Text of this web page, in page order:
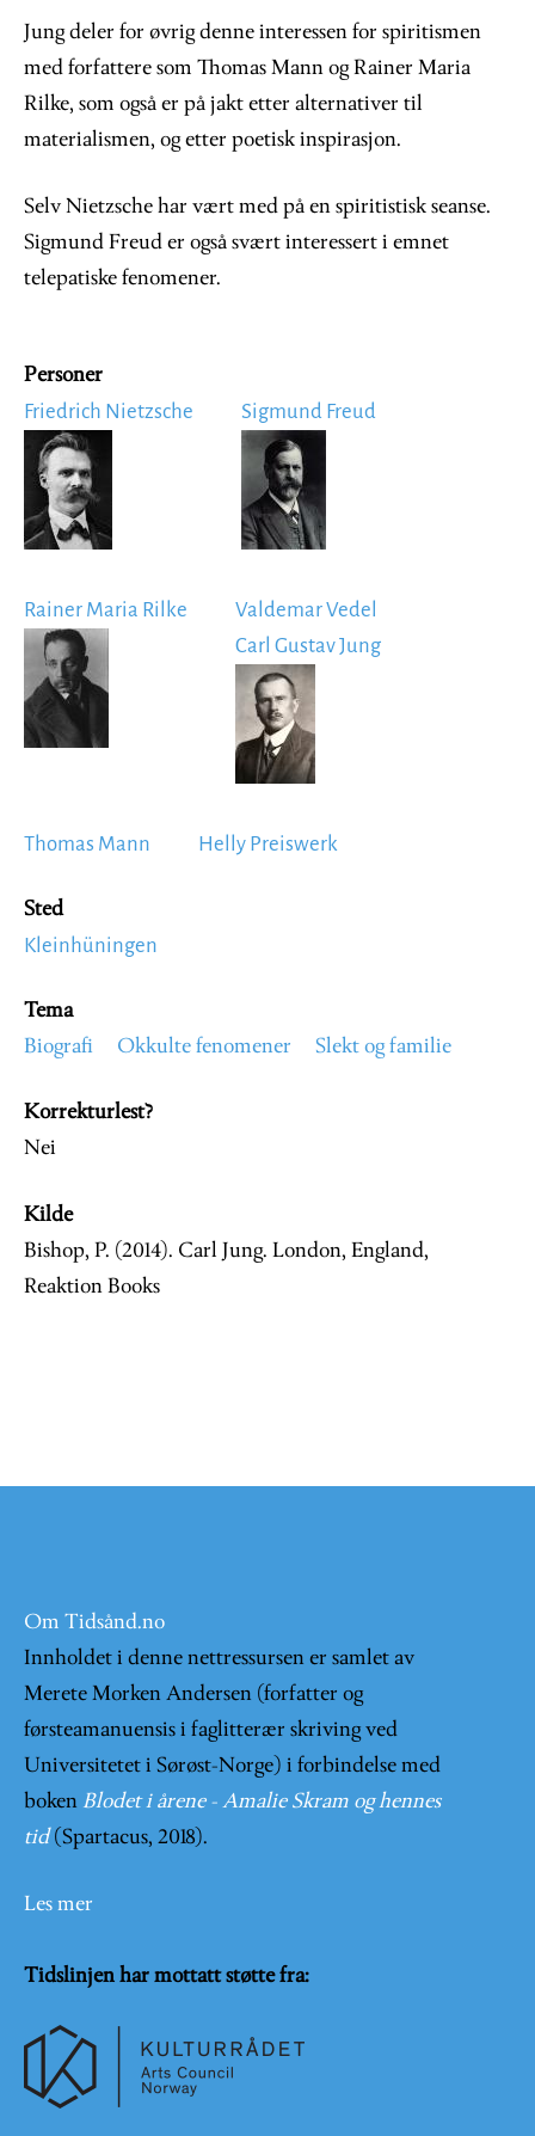
Jung deler for øvrig denne interessen for spiritismen
med forfattere som Thomas Mann og Rainer Maria
Rilke, som også er på jakt etter alternativer til
materialismen, og etter poetisk inspirasjon.
Selv Nietzsche har vært med på en spiritistisk seanse.
Sigmund Freud er også svært interessert i emnet
telepatiske fenomener.
Personer
Friedrich Nietzsche
Image
Sigmund Freud
Image
Rainer Maria Rilke
Image
Valdemar Vedel
Carl Gustav Jung
Image
Thomas Mann Helly Preiswerk
Sted
Kleinhüningen
Tema
Biografi
Okkulte fenomener Slekt og familie
Korrekturlest?
Nei
Kilde
Bishop, P. (2014). Carl Jung. London, England,
Reaktion Books
Om Tidsånd.no
Innholdet i denne nettressursen er samlet av
Merete Morken Andersen (forfatter og
førsteamanuensis i faglitterær skriving ved
Universitetet i Sørøst-Norge) i forbindelse med
boken Blodet i årene - Amalie Skram og hennes
tid (Spartacus, 2018).
Les mer
Tidslinjen har mottatt støtte fra: